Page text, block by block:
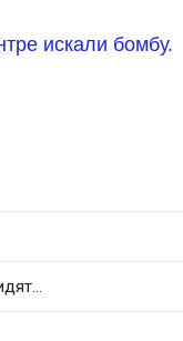
искали бомбу.